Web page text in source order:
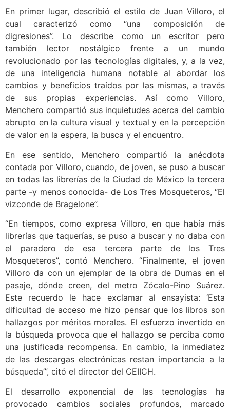
En primer lugar, describió el estilo de Juan Villoro, el
cual caracterizó como “una composición de
digresiones”. Lo describe como un escritor pero
también lector nostálgico frente a un mundo
revolucionado por las tecnologías digitales, y, a la vez,
de una inteligencia humana notable al abordar los
cambios y beneficios traídos por las mismas, a través
de sus propias experiencias. Así como Villoro,
Menchero compartió sus inquietudes acerca del cambio
abrupto en la cultura visual y textual y en la percepción
de valor en la espera, la busca y el encuentro.
En ese sentido, Menchero compartió la anécdota
contada por Villoro, cuando, de joven, se puso a buscar
en todas las librerías de la Ciudad de México la tercera
parte -y menos conocida- de Los Tres Mosqueteros, “El
vizconde de Bragelone”.
“En tiempos, como expresa Villoro, en que había más
librerías que taquerías, se puso a buscar y no daba con
el paradero de esa tercera parte de los Tres
Mosqueteros”, contó Menchero. “Finalmente, el joven
Villoro da con un ejemplar de la obra de Dumas en el
pasaje, dónde creen, del metro Zócalo-Pino Suárez.
Este recuerdo le hace exclamar al ensayista: ‘Esta
dificultad de acceso me hizo pensar que los libros son
hallazgos por méritos morales. El esfuerzo invertido en
la búsqueda provoca que el hallazgo se perciba como
una justificada recompensa. En cambio, la inmediatez
de las descargas electrónicas restan importancia a la
búsqueda’”, citó el director del CEIICH.
El desarrollo exponencial de las tecnologías ha
provocado cambios sociales profundos, marcado